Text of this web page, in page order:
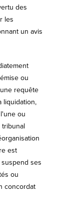
des
les
un avis
ou
requête
liquidation,
ou
est
ses
ou
concordat